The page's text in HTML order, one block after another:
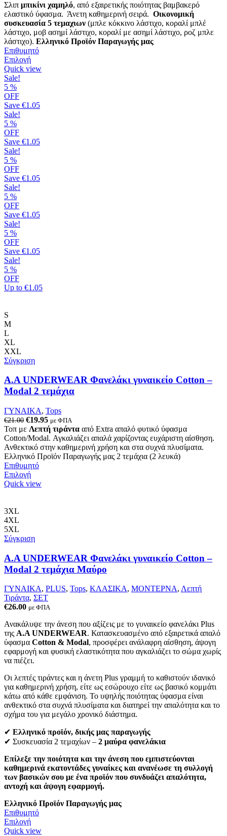
Σλιπ μπικίνι χαμηλό, από εξαιρετικής ποιότητας βαμβακερό
ελαστικό ύφασμα. Άνετη καθημερινή σειρά. Οικονομική
συσκευασία 5 τεμαχιων (μπλε κόκκινο λάστιχο, κοραλί μπλέ
λάστιχο, μοβ ασημί λάστιχο, κοραλί με ασημί λάστιχο, ροζ μπλε
λάστιχο). Ελληνικό Προϊόν Παραγωγής μας
Επιθυμητό
ΕπιλογήΑυτό
το
παραλλαγές.
να
του
Quick view
Sale!
5 %
OFF
Save €1.05
Sale!
5 %
OFF
Save €1.05
Sale!
5 %
OFF
Save €1.05
Sale!
5 %
OFF
Save €1.05
Sale!
5 %
OFF
Save €1.05
Sale!
5 %
OFF
Up to €1.05
S
M
L
XL
XXL
Σύγκριση
Α.A UNDERWEAR Φανελάκι γυναικείο Cotton –
Modal 2 τεμάχια
ΓΥΝΑΙΚΑ, Tops
€21.00 Original
price
was:
€21.00.
€19.95Η
τρέχουσα
τιμή
είναι:
€19.95.
με ΦΠΑ
Τοπ με Λεπτή τιράντα από Extra απαλό φυτικό ύφασμα
Cotton/Modal. Αγκαλιάζει απαλά χαρίζοντας ευχάριστη αίσθηση.
Ανθεκτικό στην καθημερινή χρήση και στα συχνά πλυσίματα.
Ελληνικό Προϊόν Παραγωγής μας 2 τεμάχια (2 λευκά)
Επιθυμητό
ΕπιλογήΑυτό
το
επιλογές
να
επιλεγούν
στη
του
προϊόντος
Quick view
3XL
4XL
5XL
Σύγκριση
Α.A UNDERWEAR Φανελάκι γυναικείο Cotton –
Modal 2 τεμάχια Μαύρο
ΓΥΝΑΙΚΑ, PLUS, Tops, ΚΛΑΣΙΚΑ, ΜΟΝΤΕΡΝΑ, Λεπτή
Τιράντα, ΣΕΤ
€26.00 με ΦΠΑ
Ανακάλυψε την άνεση που αξίζεις με το γυναικείο φανελάκι Plus
της Α.Α UNDERWEAR. Κατασκευασμένο από εξαιρετικά απαλό
ύφασμα Cotton & Modal, προσφέρει ανάλαφρη αίσθηση, άψογη
εφαρμογή και φυσική ελαστικότητα που αγκαλιάζει το σώμα χωρίς
να πιέζει.
Οι λεπτές τιράντες και η άνετη Plus γραμμή το καθιστούν ιδανικό
για καθημερινή χρήση, είτε ως εσώρουχο είτε ως βασικό κομμάτι
κάτω από κάθε εμφάνιση. Το υψηλής ποιότητας ύφασμα είναι
ανθεκτικό στα συχνά πλυσίματα και διατηρεί την απαλότητα και το
σχήμα του για μεγάλο χρονικό διάστημα.
✔ Ελληνικό προϊόν, δικής μας παραγωγής
✔ Συσκευασία 2 τεμαχίων – 2 μαύρα φανελάκια
Επίλεξε την ποιότητα και την άνεση που εμπιστεύονται
καθημερινά εκατοντάδες γυναίκες και ανανέωσε τη συλλογή
των βασικών σου με ένα προϊόν που συνδυάζει απαλότητα,
αντοχή και άψογη εφαρμογή.
Ελληνικό Προϊόν Παραγωγής μας
Επιθυμητό
ΕπιλογήΑυτό
το
Quick view